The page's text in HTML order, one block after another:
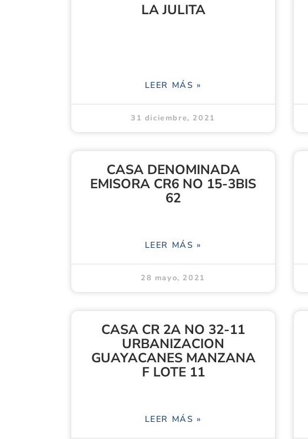
LA JULITA
LEER MÁS »
31 diciembre, 2021
CASA DENOMINADA
EMISORA CR6 NO 15-3BIS
62
LEER MÁS »
28 mayo, 2021
CASA CR 2A NO 32-11
URBANIZACION
GUAYACANES MANZANA
F LOTE 11
LEER MÁS »